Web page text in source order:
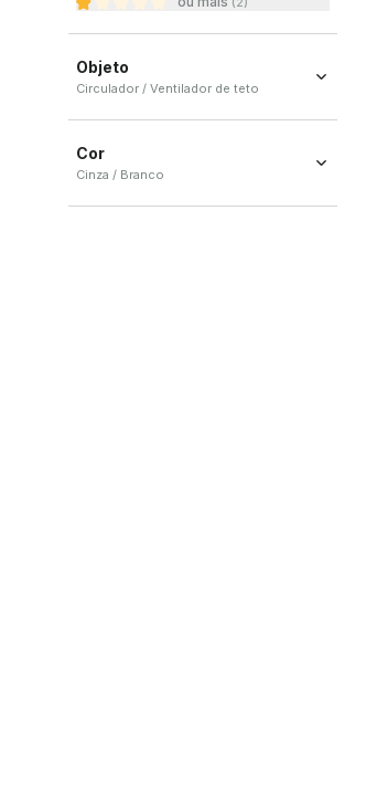
Objeto
Circulador / Ventilador de teto
Ventilador de teto
Cor
Cinza / Branco